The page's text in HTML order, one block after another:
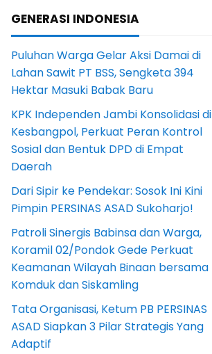
GENERASI INDONESIA
Puluhan Warga Gelar Aksi Damai di
Lahan Sawit PT BSS, Sengketa 394
Hektar Masuki Babak Baru
KPK Independen Jambi Konsolidasi di
Kesbangpol, Perkuat Peran Kontrol
Sosial dan Bentuk DPD di Empat
Daerah
Dari Sipir ke Pendekar: Sosok Ini Kini
Pimpin PERSINAS ASAD Sukoharjo!
Patroli Sinergis Babinsa dan Warga,
Koramil 02/Pondok Gede Perkuat
Keamanan Wilayah Binaan bersama
Komduk dan Siskamling
Tata Organisasi, Ketum PB PERSINAS
ASAD Siapkan 3 Pilar Strategis Yang
Adaptif